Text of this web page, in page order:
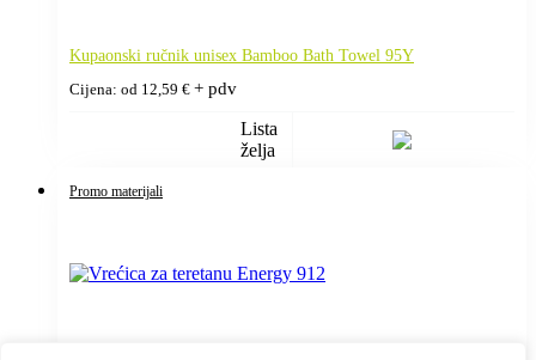
Kupaonski ručnik unisex Bamboo Bath Towel 95Y
Cijena: od 12,59 € + pdv
Lista
želja
Promo materijali